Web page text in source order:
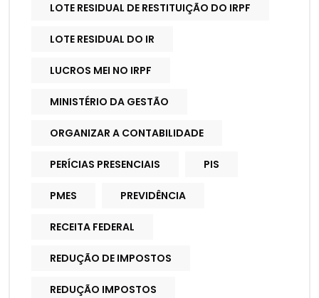
LOTE RESIDUAL DE RESTITUIÇÃO DO IRPF
LOTE RESIDUAL DO IR
LUCROS MEI NO IRPF
MINISTÉRIO DA GESTÃO
ORGANIZAR A CONTABILIDADE
PERÍCIAS PRESENCIAIS PIS
PMES PREVIDÊNCIA
RECEITA FEDERAL
REDUÇÃO DE IMPOSTOS
REDUÇÃO IMPOSTOS